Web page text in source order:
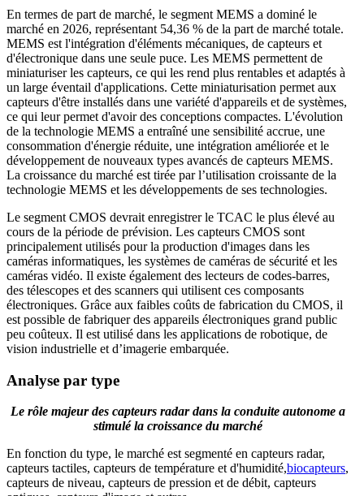
En termes de part de marché, le segment MEMS a dominé le
marché en 2026, représentant 54,36 % de la part de marché totale.
MEMS est l'intégration d'éléments mécaniques, de capteurs et
d'électronique dans une seule puce. Les MEMS permettent de
miniaturiser les capteurs, ce qui les rend plus rentables et adaptés à
un large éventail d'applications. Cette miniaturisation permet aux
capteurs d'être installés dans une variété d'appareils et de systèmes,
ce qui leur permet d'avoir des conceptions compactes. L'évolution
de la technologie MEMS a entraîné une sensibilité accrue, une
consommation d'énergie réduite, une intégration améliorée et le
développement de nouveaux types avancés de capteurs MEMS.
La croissance du marché est tirée par l’utilisation croissante de la
technologie MEMS et les développements de ses technologies.
Le segment CMOS devrait enregistrer le TCAC le plus élevé au
cours de la période de prévision. Les capteurs CMOS sont
principalement utilisés pour la production d'images dans les
caméras informatiques, les systèmes de caméras de sécurité et les
caméras vidéo. Il existe également des lecteurs de codes-barres,
des télescopes et des scanners qui utilisent ces composants
électroniques. Grâce aux faibles coûts de fabrication du CMOS, il
est possible de fabriquer des appareils électroniques grand public
peu coûteux. Il est utilisé dans les applications de robotique, de
vision industrielle et d’imagerie embarquée.
Analyse par type
Le rôle majeur des capteurs radar dans la conduite autonome a
stimulé la croissance du marché
En fonction du type, le marché est segmenté en capteurs radar,
capteurs tactiles, capteurs de température et d'humidité,biocapteurs,
capteurs de niveau, capteurs de pression et de débit, capteurs